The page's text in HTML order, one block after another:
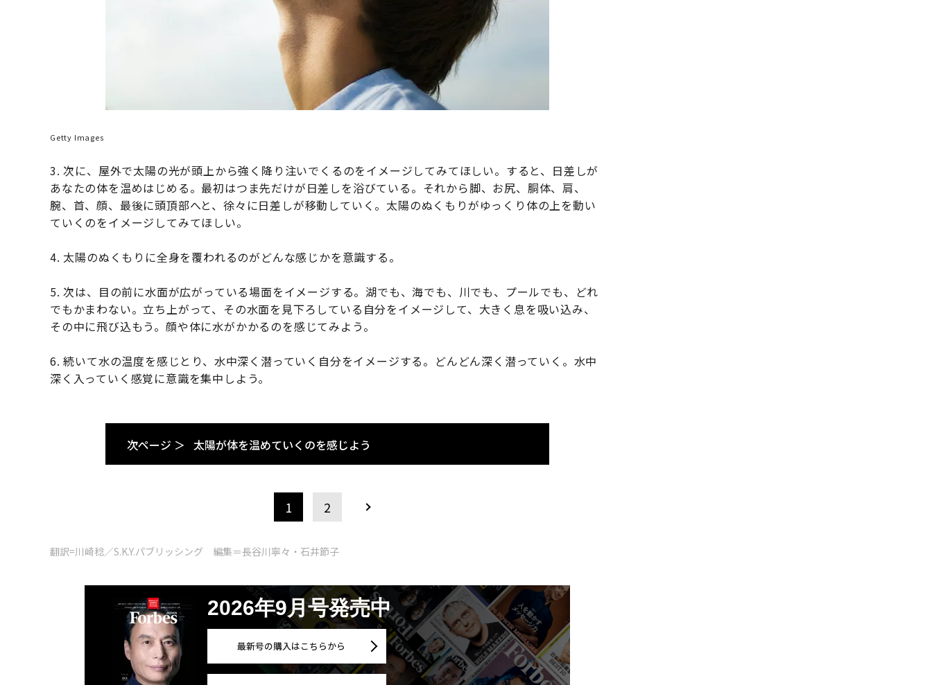
Getty Images
3. 次に、屋外で太陽の光が頭上から強く降り注いでくるのをイメージしてみてほしい。すると、日差しが
あなたの体を温めはじめる。最初はつま先だけが日差しを浴びている。それから脚、お尻、胴体、肩、
腕、首、顔、最後に頭頂部へと、徐々に日差しが移動していく。太陽のぬくもりがゆっくり体の上を動い
ていくのをイメージしてみてほしい。
4. 太陽のぬくもりに全身を覆われるのがどんな感じかを意識する。
5. 次は、目の前に水面が広がっている場面をイメージする。湖でも、海でも、川でも、プールでも、どれ
でもかまわない。立ち上がって、その水面を見下ろしている自分をイメージして、大きく息を吸い込み、
その中に飛び込もう。顔や体に水がかかるのを感じてみよう。
6. 続いて水の温度を感じとり、水中深く潜っていく自分をイメージする。どんどん深く潜っていく。水中
深く入っていく感覚に意識を集中しよう。
次ページ ＞ 太陽が体を温めていくのを感じよう
1 2
翻訳=川崎稔／S.K.Y.パブリッシング 編集＝長谷川寧々・石井節子
2026年9月号発売中
最新号の購入はこちらから